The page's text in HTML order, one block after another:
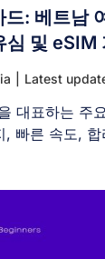
드: 베트남
및 eSIM
Latest
대표하는 주
, 빠른 속도,